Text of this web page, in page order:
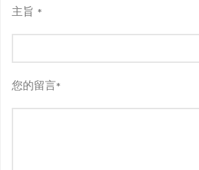
主旨 *
您的留言*